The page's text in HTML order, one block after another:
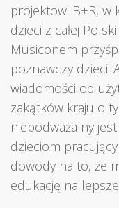
projektowi B+R, w
dzieci z całej
Musiconem
poznawczy dzieci!
wiadomości od
zakątków kraju o
niepodważalny
dzieciom
dowody na to, że
edukację na